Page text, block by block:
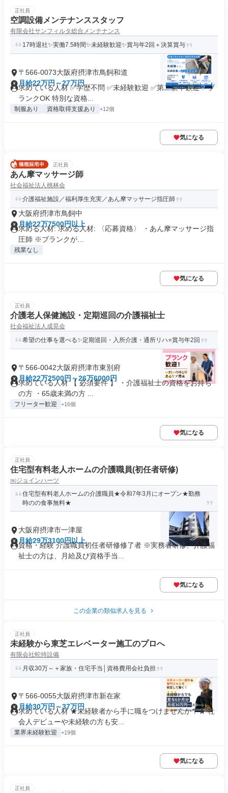
正社員
空調設備メンテナンススタッフ
有限会社サンフィルタ総合メンテナンス
17時退社✨実働7.5時間✨未経験歓迎✨賞与年2回＋決算賞与
〒566-0073大阪府摂津市鳥飼和道
月給22万円～27万円
求めている人材 ✅学歴不問 ✅未経験歓迎 ✅第二新卒歓迎 ✅ブ
ランクOK 特別な資格...
制服あり 資格取得支援あり +12個
気になる
正社員
あん摩マッサージ師
社会福祉法人桃林会
介護福祉施設／福利厚生充実／あん摩マッサージ指圧師
大阪府摂津市鳥飼中
月給22万7500円以上
求める人材: 求める人材: 〈応募資格〉 ・あん摩マッサージ指
圧師 ※ブランクが...
残業なし
気になる
正社員
介護老人保健施設・定期巡回の介護福祉士
社会福祉法人成晃会
希望の仕事を選べる✨定期巡回・入所介護・通所リハ⭐賞与年2回
〒566-0042大阪府摂津市東別府
月給22万2500円～26万6000円
求めている人材 【 必須要件 】 ・介護福祉士の資格をお持ち
の方 ・65歳未満の方 ...
フリーター歓迎 +16個
気になる
正社員
住宅型有料老人ホームの介護職員(初任者研修)
㈱ジョインハーツ
住宅型有料老人ホームの介護職員★令和7年3月にオープン★勤務
時のの食事無料★
大阪府摂津市一津屋
月給29万3100円以上
資格・経験 介護職員初任者研修修了者 ※実務者研修、介護福
祉士の方は、月給及び資格手当...
気になる
この企業の類似求人を見る
正社員
未経験から東芝エレベーター施工のプロへ
有限会社蛇持設備
月収30万～＋家族・住宅手当│資格費用会社負担
〒566-0055大阪府摂津市新在家
月給30万円～37万円
求めている人材 ★未経験者から手に職をつけませんか？★ 社
会人デビューや未経験の方も安...
業界未経験歓迎 +19個
気になる
正社員